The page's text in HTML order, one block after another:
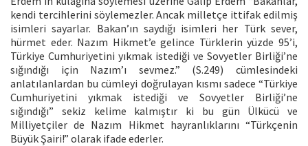
kendi tercihlerini söylemezler. Ancak milletçe ittifak edilmiş
isimleri sayarlar. Bakan’ın saydığı isimleri her Türk sever,
hürmet eder. Nazım Hikmet’e gelince Türklerin yüzde 95’i,
Türkiye Cumhuriyetini yıkmak istediği ve Sovyetler Birliği’ne
sığındığı için Nazım’ı sevmez.” (S.249) cümlesindeki
anlatılanlardan bu cümleyi doğrulayan kısmı sadece “Türkiye
Cumhuriyetini yıkmak istediği ve Sovyetler Birliği’ne
sığındığı” sekiz kelime kalmıştır ki bu gün Ülkücü ve
Milliyetçiler de Nazım Hikmet hayranlıklarını “Türkçenin
Büyük Şairi!” olarak ifade ederler.